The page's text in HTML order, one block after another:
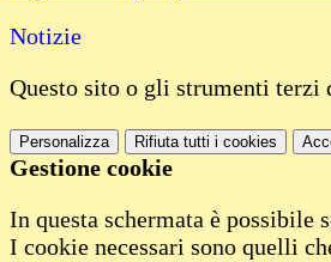
Notizie
Questo sito o gli strumenti
Personalizza Rifiuta tutti i cookies
Gestione cookie
In questa schermata è possibile
I cookie necessari sono quelli